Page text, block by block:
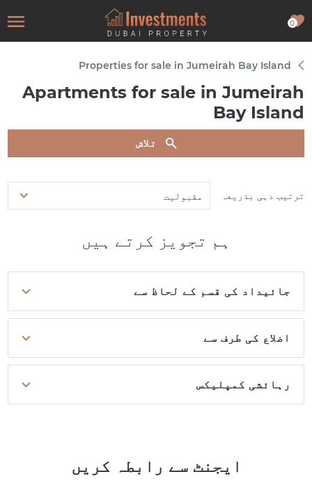
0
Properties for sale in Jumeirah Bay Island
Apartments for sale in Jumeirah
Bay Island
تلاش
ترتیب دہی بذریعہ مقبولیت
ہم تجویز کرتے ہیں
جائیداد کی قسم کے لحاظ سے
اضلاع کی طرف سے
رہائشی کمپلیکس
ایجنٹ سے رابطہ کریں